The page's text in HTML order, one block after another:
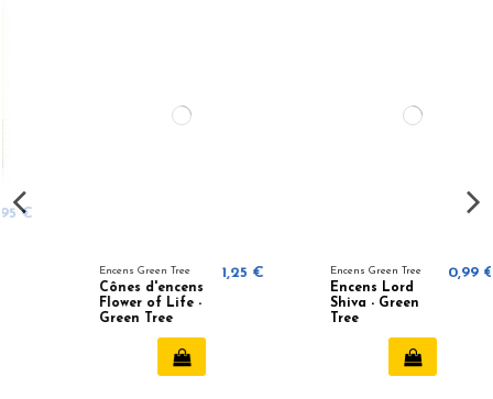
Encens Green Tree
Cônes d'encens
Flower of Life -
Green Tree
1,25 € Encens Green Tree
Encens Lord
Shiva - Green
0,99 €